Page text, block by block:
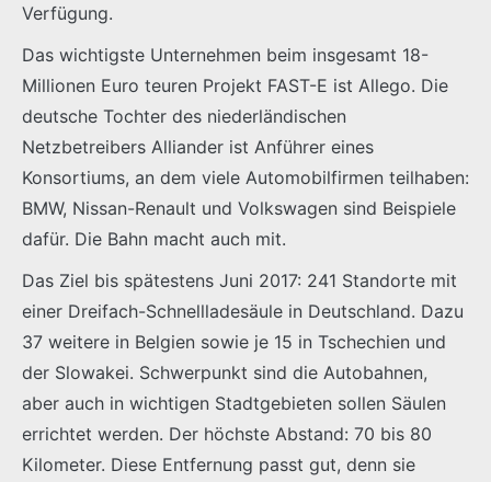
Verfügung.
Das wichtigste Unternehmen beim insgesamt 18-
Millionen Euro teuren Projekt FAST-E ist Allego. Die
deutsche Tochter des niederländischen
Netzbetreibers Alliander ist Anführer eines
Konsortiums, an dem viele Automobilfirmen teilhaben:
BMW, Nissan-Renault und Volkswagen sind Beispiele
dafür. Die Bahn macht auch mit.
Das Ziel bis spätestens Juni 2017: 241 Standorte mit
einer Dreifach-Schnellladesäule in Deutschland. Dazu
37 weitere in Belgien sowie je 15 in Tschechien und
der Slowakei. Schwerpunkt sind die Autobahnen,
aber auch in wichtigen Stadtgebieten sollen Säulen
errichtet werden. Der höchste Abstand: 70 bis 80
Kilometer. Diese Entfernung passt gut, denn sie